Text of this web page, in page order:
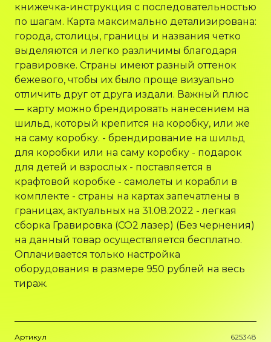
книжечка-инструкция с последовательностью
по шагам. Карта максимально детализирована:
города, столицы, границы и названия четко
выделяются и легко различимы благодаря
гравировке. Страны имеют разный оттенок
бежевого, чтобы их было проще визуально
отличить друг от друга издали. Важный плюс
— карту можно брендировать нанесением на
шильд, который крепится на коробку, или же
на саму коробку. - брендирование на шильд
для коробки или на саму коробку - подарок
для детей и взрослых - поставляется в
крафтовой коробке - самолеты и корабли в
комплекте - страны на картах запечатлены в
границах, актуальных на 31.08.2022 - легкая
сборка Гравировка (CO2 лазер) (Без чернения)
на данный товар осуществляется бесплатно.
Оплачивается только настройка
оборудования в размере 950 рублей на весь
тираж.
Артикул 625348